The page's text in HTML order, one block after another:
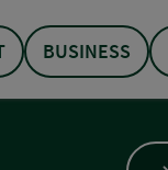
BUSINESS